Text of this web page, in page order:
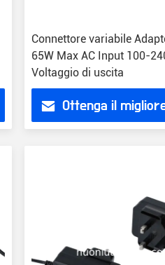
Connettore variabile
65W Max AC Input 100-
Voltaggio di uscita
Ottenga il